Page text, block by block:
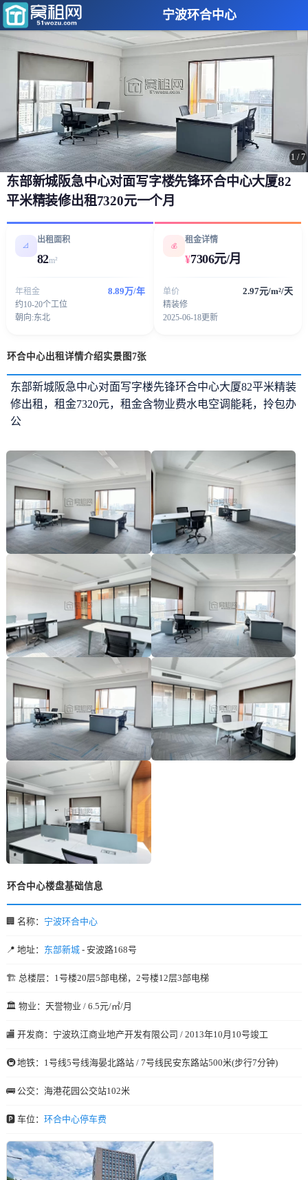
宁波环合中心
1 /7
东部新城阪急中心对面写字楼先锋环合中心大厦82
平米精装修出租7320元一个月
📐
出租面积
82m²
年租金 8.89万/年
约10-20个工位
朝向:东北
💰
租金详情
¥7306元/月
单价 2.97元/m²/天
精装修
2025-06-18更新
环合中心出租详情介绍实景图7张
东部新城阪急中心对面写字楼先锋环合中心大厦82平米精装
修出租，租金7320元，租金含物业费水电空调能耗，拎包办
公
环合中心楼盘基础信息
🏢 名称： 宁波环合中心
📍 地址： 东部新城- 安波路168号
🏗️ 总楼层：1号楼20层5部电梯，2号楼12层3部电梯
🏛️ 物业：天誉物业 / 6.5元/㎡/月
🏬 开发商：宁波玖江商业地产开发有限公司 / 2013年10月10号竣工
🚇 地铁：1号线5号线海晏北路站 / 7号线民安东路站500米(步行7分钟)
🚌 公交：海港花园公交站102米
🅿️ 车位： 环合中心停车费